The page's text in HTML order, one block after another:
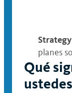
planes
Qué
ustedes